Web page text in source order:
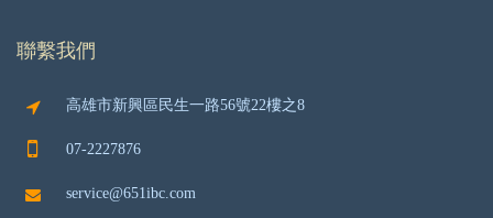
聯繫我們
高雄市新興區民生一路56號22樓之8
07-2227876
service@651ibc.com